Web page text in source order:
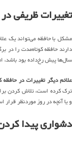
تغییرات ظریفی
مشکل با حافظه می‌تواند یک
دارند حافظه کوتاه‌مدت را در
سال‌ها پیش رخ‌داده بود باشد،
علائم دیگر تغییرات در حافظه
ترک کرده است، تلاش کردن
و یا آنچه در روز موردنظر
دشواری پیدا